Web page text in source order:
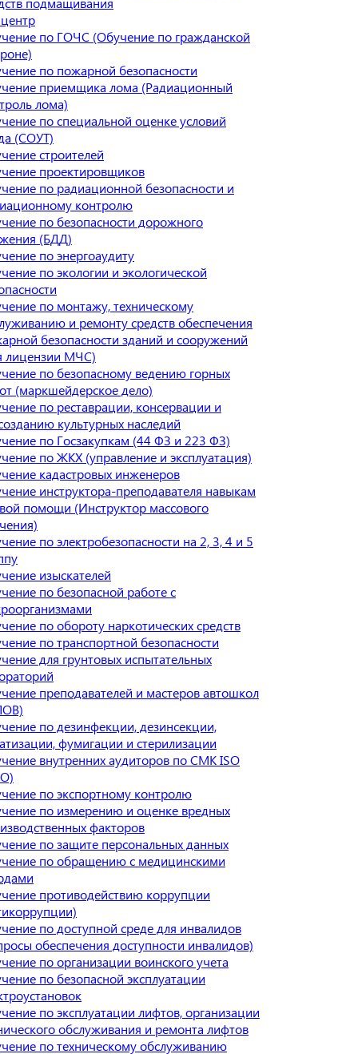
по ГОЧС (Обучение по гражданской
по пожарной безопасности
приемщика лома (Радиационный
лома)
по специальной оценке условий
(СОУТ)
строителей
проектировщиков
по радиационной безопасности и
контролю
по безопасности дорожного
(БДД)
по энергоаудиту
по экологии и экологической
по монтажу, техническому
и ремонту средств обеспечения
безопасности зданий и сооружений
лицензии МЧС)
по безопасному ведению горных
(маркшейдерское дело)
по реставрации, консервации и
культурных наследий
по Госзакупкам (44 ФЗ и 223 ФЗ)
по ЖКХ (управление и эксплуатация)
кадастровых инженеров
инструктора-преподавателя навыкам
помощи (Инструктор массового
по электробезопасности на 2, 3, 4 и 5
изыскателей
по безопасной работе с
по обороту наркотических средств
по транспортной безопасности
для грунтовых испытательных
преподавателей и мастеров автошкол
по дезинфекции, дезинсекции,
фумигации и стерилизации
внутренних аудиторов по СМК ISO
по экспортному контролю
по измерению и оценке вредных
факторов
по защите персональных данных
по обращению с медицинскими
противодействию коррупции
по доступной среде для инвалидов
обеспечения доступности инвалидов)
по организации воинского учета
по безопасной эксплуатации
по эксплуатации лифтов, организации
обслуживания и ремонта лифтов
по техническому обслуживанию